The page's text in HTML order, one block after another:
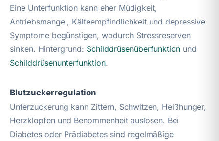
Eine Unterfunktion kann eher Müdigkeit,
Antriebsmangel, Kälteempfindlichkeit und depressive
Symptome begünstigen, wodurch Stressreserven
sinken. Hintergrund: Schilddrüsenüberfunktion und
Schilddrüsenunterfunktion.
Blutzuckerregulation
Unterzuckerung kann Zittern, Schwitzen, Heißhunger,
Herzklopfen und Benommenheit auslösen. Bei
Diabetes oder Prädiabetes sind regelmäßige